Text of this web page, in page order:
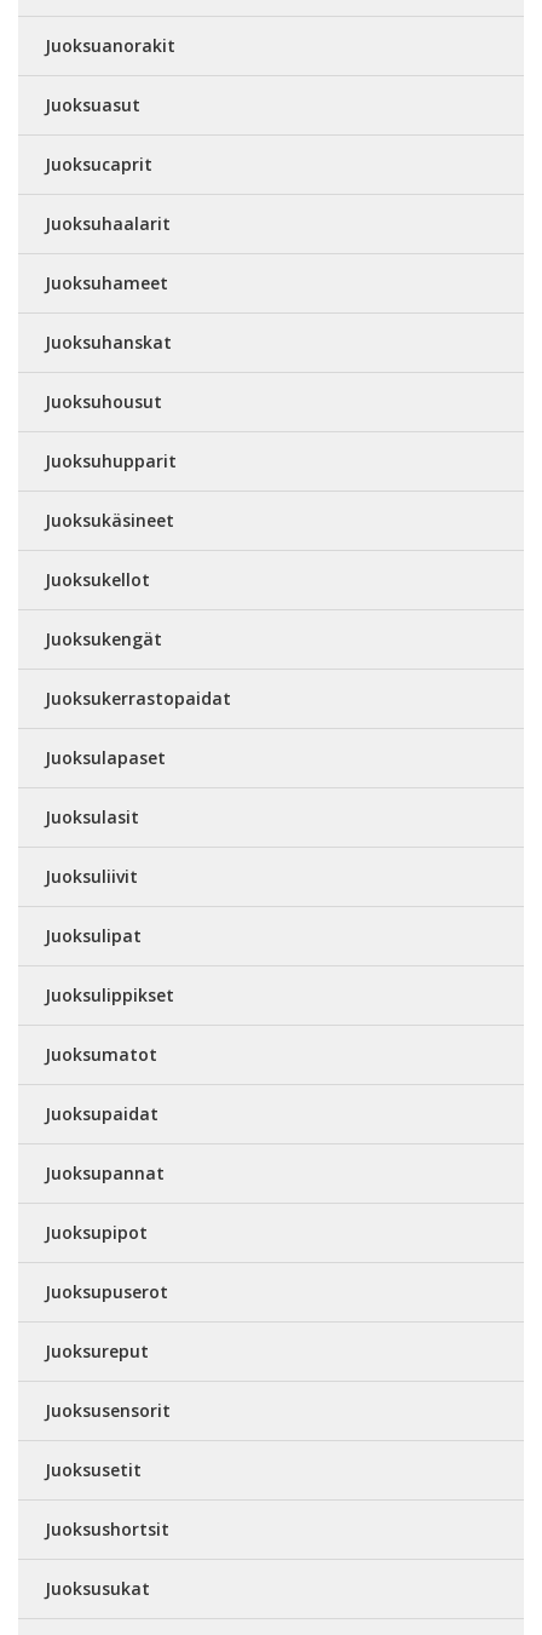
Juoksuanorakit
Juoksuasut
Juoksucaprit
Juoksuhaalarit
Juoksuhameet
Juoksuhanskat
Juoksuhousut
Juoksuhupparit
Juoksukäsineet
Juoksukellot
Juoksukengät
Juoksukerrastopaidat
Juoksulapaset
Juoksulasit
Juoksuliivit
Juoksulipat
Juoksulippikset
Juoksumatot
Juoksupaidat
Juoksupannat
Juoksupipot
Juoksupuserot
Juoksureput
Juoksusensorit
Juoksusetit
Juoksushortsit
Juoksusukat